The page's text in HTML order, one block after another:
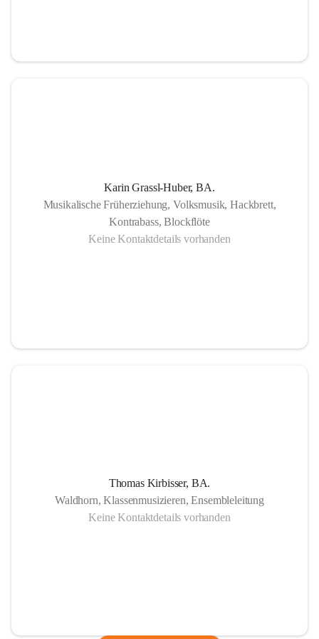
Karin Grassl-Huber, BA.
Musikalische Früherziehung, Volksmusik, Hackbrett,
Kontrabass, Blockflöte
Keine Kontaktdetails vorhanden
Thomas Kirbisser, BA.
Waldhorn, Klassenmusizieren, Ensembleleitung
Keine Kontaktdetails vorhanden